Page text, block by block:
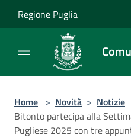
Regione Puglia
Home > Novità > Notizie
Bitonto partecipa alla
Pugliese 2025 con tre